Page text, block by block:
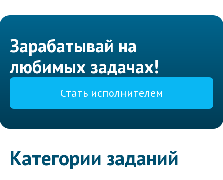
Зарабатывай на
любимых задачах!
Стать исполнителем
Категории заданий